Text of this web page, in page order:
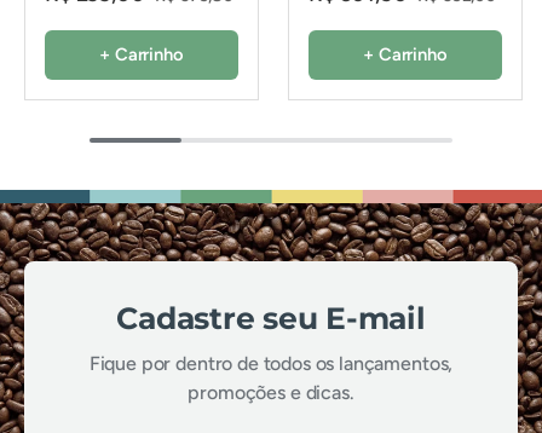
+ Carrinho + Carrinho
Cadastre seu E-mail
Fique por dentro de todos os lançamentos,
promoções e dicas.